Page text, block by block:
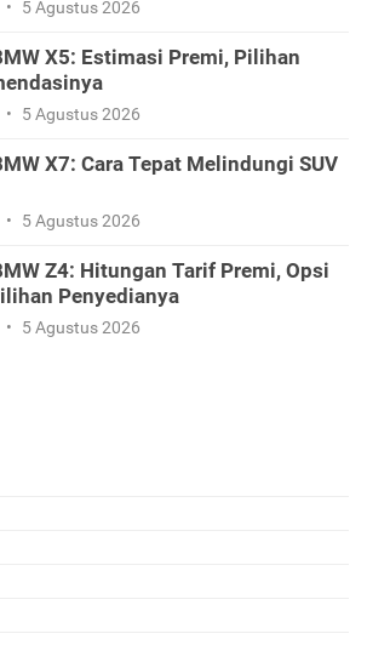
• 5 Agustus 2026
X5: Estimasi Premi, Pilihan
• 5 Agustus 2026
X7: Cara Tepat Melindungi SUV
• 5 Agustus 2026
Z4: Hitungan Tarif Premi, Opsi
Penyedianya
• 5 Agustus 2026